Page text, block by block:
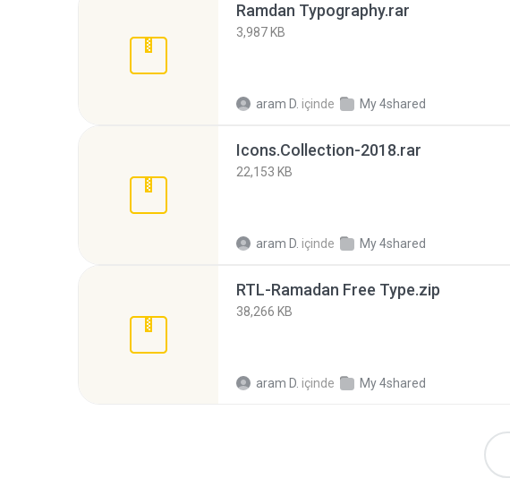
Ramdan Typography.rar
3,987 KB
aram D. içinde My 4shared
Icons.Collection-2018.rar
22,153 KB
aram D. içinde My 4shared
RTL-Ramadan Free Type.zip
38,266 KB
aram D. içinde My 4shared